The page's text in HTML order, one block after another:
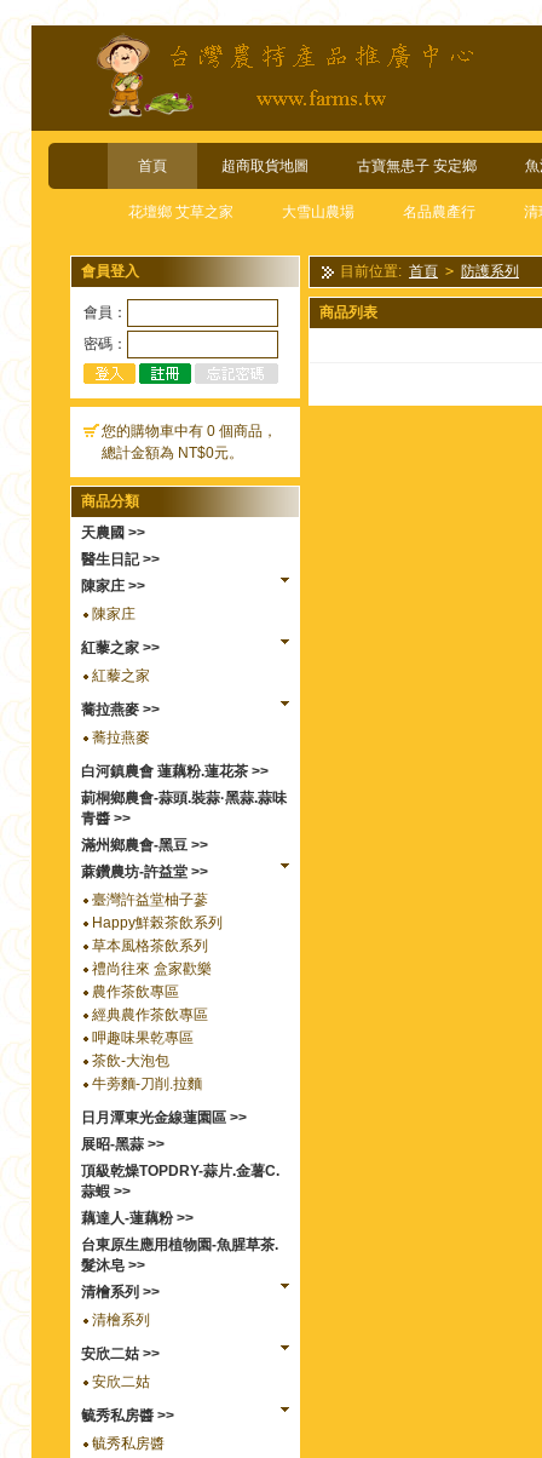
首頁 超商取貨地圖 古寶無患子 安定鄉
花壇鄉 艾草之家 大雪山農場 名品農產行 清
會員登入
會員：
密碼：
您的購物車中有 0 個商品，
總計金額為 NT$0元。
商品分類
天農國 >>
醫生日記 >>
陳家庄 >>
陳家庄
紅藜之家 >>
紅藜之家
蕎拉燕麥 >>
蕎拉燕麥
白河鎮農會 蓮藕粉.蓮花茶 >>
莿桐鄉農會-蒜頭.裝蒜·黑蒜.蒜味
青醬 >>
滿州鄉農會-黑豆 >>
蔴鑽農坊-許益堂 >>
臺灣許益堂柚子蔘
Happy鮮榖茶飲系列
草本風格茶飲系列
禮尚往來 盒家歡樂
農作茶飲專區
經典農作茶飲專區
呷趣味果乾專區
茶飲-大泡包
牛蒡麵-刀削.拉麵
日月潭東光金線蓮園區 >>
展昭-黑蒜 >>
頂級乾燥TOPDRY-蒜片.金薯C.
蒜蝦 >>
藕達人-蓮藕粉 >>
台東原生應用植物園-魚腥草茶.
髮沐皂 >>
清檜系列 >>
清檜系列
安欣二姑 >>
安欣二姑
毓秀私房醬 >>
毓秀私房醬
目前位置: 首頁 > 防護系列
商品列表